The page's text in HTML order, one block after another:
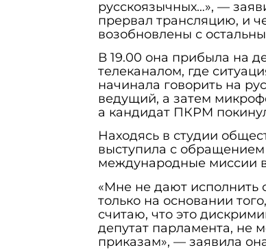
русскоязычных…», —
прервал трансляцию, и
возобновлены с
В 19.00 она прибыла на
телеканалом, где
начинала говорить на
ведущий, а затем
а кандидат ПКРМ
Находясь в студии
выступила с
международные миссии
«Мне не дают исполнить
только на основании
считаю, что это
депутат парламента, не
приказам», — заявила